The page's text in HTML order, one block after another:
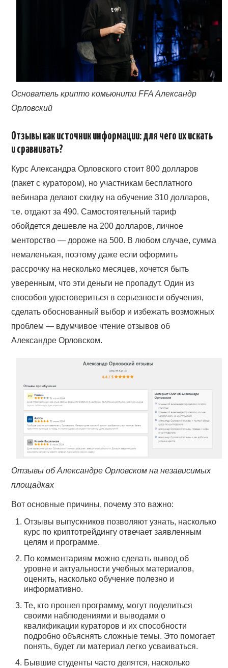
Основатель крипто комьюнити FFA Александр
Орловский
Отзывы как источник информации: для чего их искать
и сравнивать?
Курс Александра Орловского стоит 800 долларов
(пакет с куратором), но участникам бесплатного
вебинара делают скидку на обучение 310 долларов,
т.е. отдают за 490. Самостоятельный тариф
обойдется дешевле на 200 долларов, личное
менторство — дороже на 500. В любом случае, сумма
немаленькая, поэтому даже если оформить
рассрочку на несколько месяцев, хочется быть
уверенным, что эти деньги не пропадут. Один из
способов удостовериться в серьезности обучения,
сделать обоснованный выбор и избежать возможных
проблем — вдумчивое чтение отзывов об
Александре Орловском.
Отзывы об Александре Орловском на независимых
площадках
Вот основные причины, почему это важно:
Отзывы выпускников позволяют узнать, насколько
курс по криптотрейдингу отвечает заявленным
целям и программе.
По комментариям можно сделать вывод об
уровне и актуальности учебных материалов,
оценить, насколько обучение полезно и
информативно.
Те, кто прошел программу, могут поделиться
своими наблюдениями и выводами о
квалификации кураторов и их способности
подробно объяснять сложные темы. Это помогает
понять, будет ли материал легко усваиваться.
Бывшие студенты часто делятся, насколько